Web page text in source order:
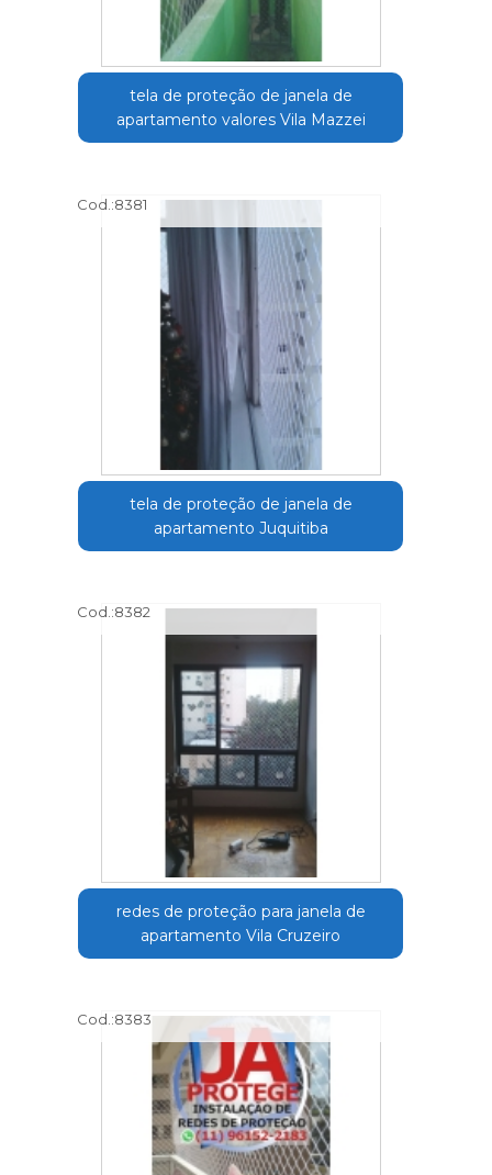
tela de proteção de janela de
apartamento valores Vila Mazzei
Cod.:8381
tela de proteção de janela de
apartamento Juquitiba
Cod.:8382
redes de proteção para janela de
apartamento Vila Cruzeiro
Cod.:8383